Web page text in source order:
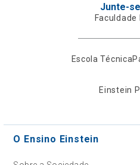
Junte-
Faculdade
Escola Técnica
Einstein
O Ensino Einstein